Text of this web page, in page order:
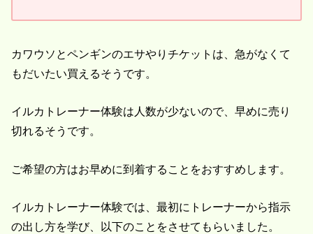
カワウソとペンギンのエサやりチケットは、急がなくて
もだいたい買えるそうです。
イルカトレーナー体験は人数が少ないので、早めに売り
切れるそうです。
ご希望の方はお早めに到着することをおすすめします。
イルカトレーナー体験では、最初にトレーナーから指示
の出し方を学び、以下のことをさせてもらいました。